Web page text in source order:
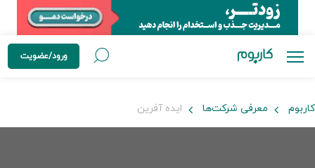
ورود/عضویت
کاربوم معرفی شرکت‌ها ایده آفرین